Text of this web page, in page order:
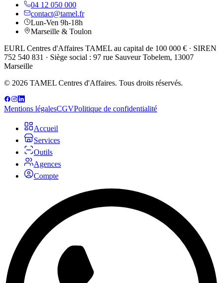
04 12 050 000
contact@tamel.fr
Lun-Ven 9h-18h
Marseille & Toulon
EURL Centres d'Affaires TAMEL au capital de 100 000 € · SIREN
752 540 831 · Siège social : 97 rue Sauveur Tobelem, 13007
Marseille
© 2026 TAMEL Centres d'Affaires. Tous droits réservés.
Mentions légalesCGVPolitique de confidentialité
Accueil
Services
Outils
Agences
Compte